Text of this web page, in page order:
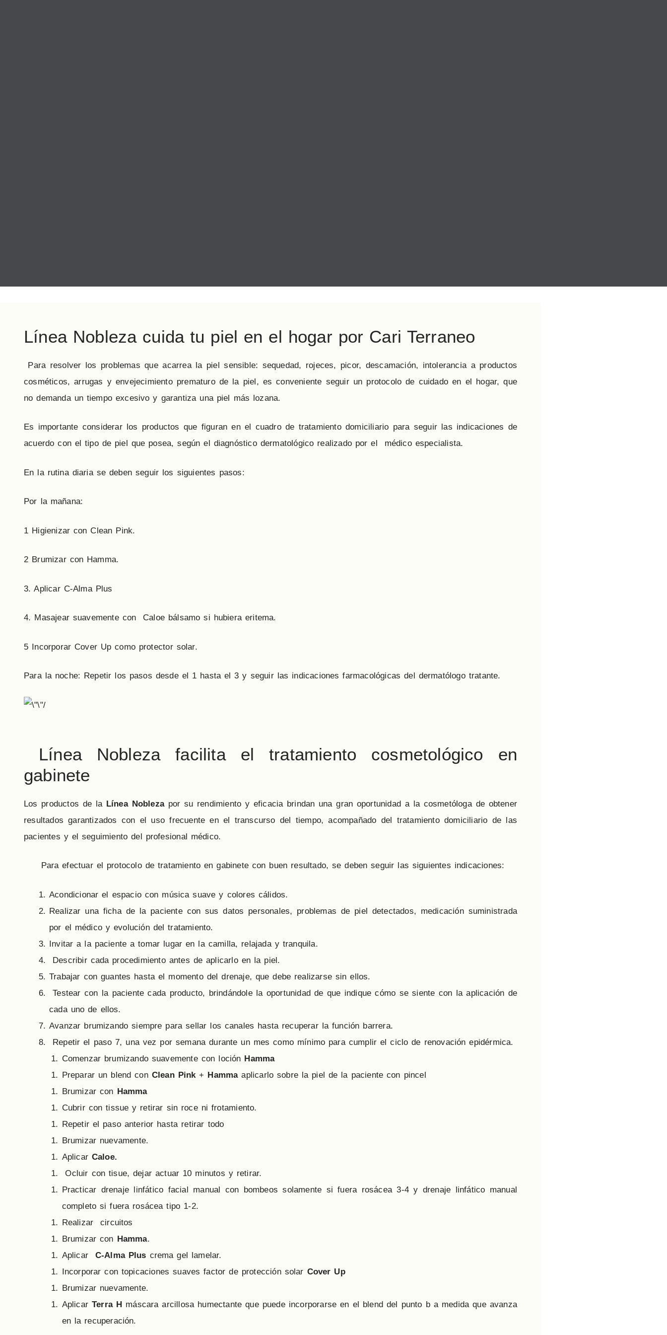
Línea Nobleza cuida tu piel en el hogar por Cari Terraneo
Para resolver los problemas que acarrea la piel sensible: sequedad, rojeces, picor, descamación, intolerancia a productos
cosméticos, arrugas y envejecimiento prematuro de la piel, es conveniente seguir un protocolo de cuidado en el hogar, que
no demanda un tiempo excesivo y garantiza una piel más lozana.
Es importante considerar los productos que figuran en el cuadro de tratamiento domiciliario para seguir las indicaciones de
acuerdo con el tipo de piel que posea, según el diagnóstico dermatológico realizado por el médico especialista.
En la rutina diaria se deben seguir los siguientes pasos:
Por la mañana:
1 Higienizar con Clean Pink.
2 Brumizar con Hamma.
3. Aplicar C-Alma Plus
4. Masajear suavemente con Caloe bálsamo si hubiera eritema.
5 Incorporar Cover Up como protector solar.
Para la noche: Repetir los pasos desde el 1 hasta el 3 y seguir las indicaciones farmacológicas del dermatólogo tratante.
Línea Nobleza facilita el tratamiento cosmetológico en
gabinete
Los productos de la Línea Nobleza por su rendimiento y eficacia brindan una gran oportunidad a la cosmetóloga de obtener
resultados garantizados con el uso frecuente en el transcurso del tiempo, acompañado del tratamiento domiciliario de las
pacientes y el seguimiento del profesional médico.
Para efectuar el protocolo de tratamiento en gabinete con buen resultado, se deben seguir las siguientes indicaciones:
Acondicionar el espacio con música suave y colores cálidos.
Realizar una ficha de la paciente con sus datos personales, problemas de piel detectados, medicación suministrada
por el médico y evolución del tratamiento.
Invitar a la paciente a tomar lugar en la camilla, relajada y tranquila.
Describir cada procedimiento antes de aplicarlo en la piel.
Trabajar con guantes hasta el momento del drenaje, que debe realizarse sin ellos.
Testear con la paciente cada producto, brindándole la oportunidad de que indique cómo se siente con la aplicación de
cada uno de ellos.
Avanzar brumizando siempre para sellar los canales hasta recuperar la función barrera.
Repetir el paso 7, una vez por semana durante un mes como mínimo para cumplir el ciclo de renovación epidérmica.
Comenzar brumizando suavemente con loción Hamma
Preparar un blend con Clean Pink + Hammaaplicarlo sobre la piel de la paciente con pincel
Brumizar con Hamma
Cubrir con tissue y retirar sin roce ni frotamiento.
Repetir el paso anterior hasta retirar todo
Brumizar nuevamente.
Aplicar Caloe.
Ocluir con tisue, dejar actuar 10 minutos y retirar.
Practicar drenaje linfático facial manual con bombeos solamente si fuera rosácea 3-4 y drenaje linfático manual
completo si fuera rosácea tipo 1-2.
Realizar circuitos
Brumizar con Hamma.
Aplicar C-Alma Plus crema gel lamelar.
Incorporar con topicaciones suaves factor de protección solar Cover Up
Brumizar nuevamente.
Aplicar Terra H máscara arcillosa humectante que puede incorporarse en el blend del punto b a medida que avanza
en la recuperación.